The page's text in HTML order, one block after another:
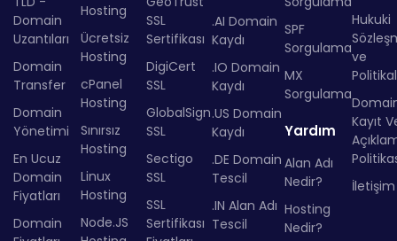
Domain
Uzantıları
Domain
Transfer
Domain
Yönetimi
En Ucuz
Domain
Fiyatları
Domain
Hosting
Ücretsiz
Hosting
cPanel
Hosting
Sınırsız
Hosting
Linux
Hosting
Node.JS
SSL
Sertifikası
DigiCert
SSL
GlobalSign
SSL
Sectigo
SSL
SSL
Sertifikası
.AI Domain
Kaydı
.IO Domain
Kaydı
.US Domain
Kaydı
.DE Domain
Tescil
.IN Alan Adı
Tescil
SPF
Sorgulama
MX
Sorgulama
Yardım
Alan Adı
Nedir?
Hosting
Nedir?
Hukuki
ve
Kayıt
İletişim